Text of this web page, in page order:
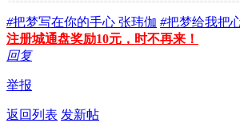
#把梦写在你的手心 张玮伽 #把梦给我把
注册城通盘奖励10元，时不再来！
回复
举报
返回列表 发新帖